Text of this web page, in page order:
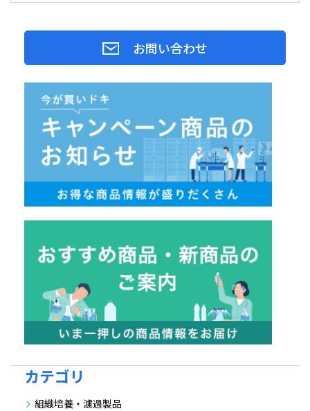
お問い合わせ
カテゴリ
組織培養・濾過製品